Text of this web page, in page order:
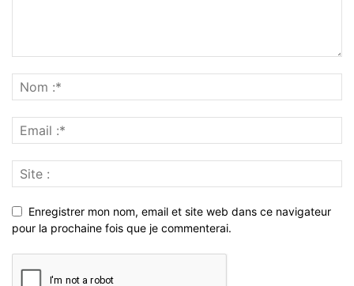
Enregistrer mon nom, email et site web dans ce navigateur
pour la prochaine fois que je commenterai.